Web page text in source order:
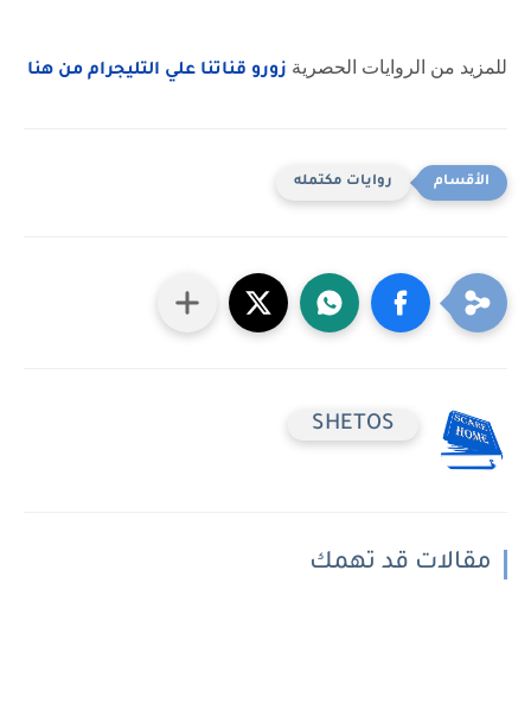
للمزيد من الروايات الحصرية زورو قناتنا علي التليجرام من هنا
روايات مكتمله
SHETOS
مقالات قد تهمك